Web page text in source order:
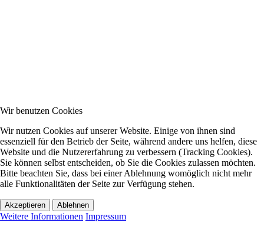
Wir benutzen Cookies
Wir nutzen Cookies auf unserer Website. Einige von ihnen sind
essenziell für den Betrieb der Seite, während andere uns helfen, diese
Website und die Nutzererfahrung zu verbessern (Tracking Cookies).
Sie können selbst entscheiden, ob Sie die Cookies zulassen möchten.
Bitte beachten Sie, dass bei einer Ablehnung womöglich nicht mehr
alle Funktionalitäten der Seite zur Verfügung stehen.
Akzeptieren Ablehnen
Weitere Informationen Impressum